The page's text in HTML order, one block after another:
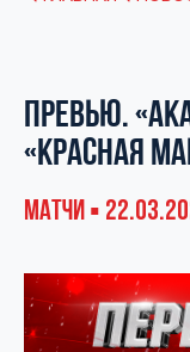
ПРЕВЬЮ.
«КРАСНАЯ
МАТЧИ ▪